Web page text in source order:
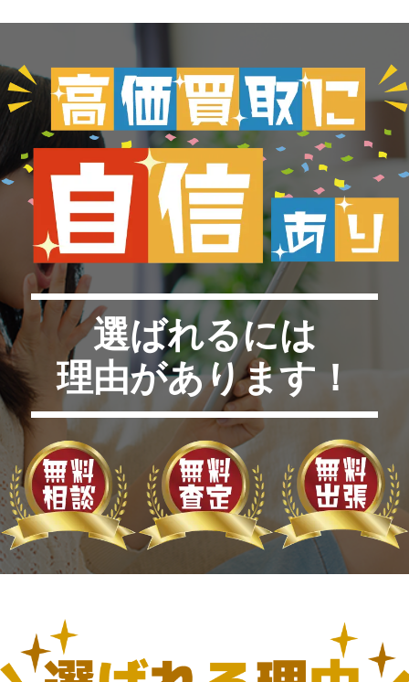
選ばれるには
理由があります！